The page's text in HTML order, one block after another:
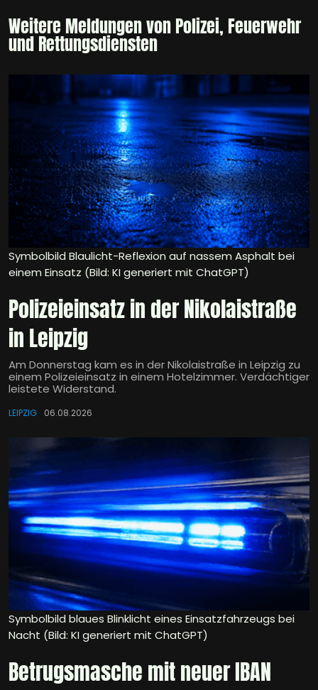
Weitere Meldungen von Polizei, Feuerwehr
und Rettungsdiensten
Symbolbild Blaulicht-Reflexion auf nassem Asphalt bei
einem Einsatz (Bild: KI generiert mit ChatGPT)
Polizeieinsatz in der Nikolaistraße
in Leipzig
Am Donnerstag kam es in der Nikolaistraße in Leipzig zu
einem Polizeieinsatz in einem Hotelzimmer. Verdächtiger
leistete Widerstand.
LEIPZIG 06.08.2026
Symbolbild blaues Blinklicht eines Einsatzfahrzeugs bei
Nacht (Bild: KI generiert mit ChatGPT)
Betrugsmasche mit neuer IBAN